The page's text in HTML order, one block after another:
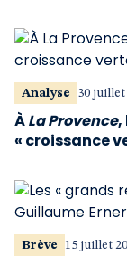
Analyse 30 juillet
ÀLa Provence,
« croissance
Brève 15 juillet